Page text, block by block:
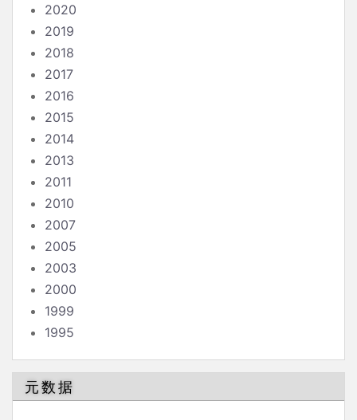
2020
2019
2018
2017
2016
2015
2014
2013
2011
2010
2007
2005
2003
2000
1999
1995
元数据